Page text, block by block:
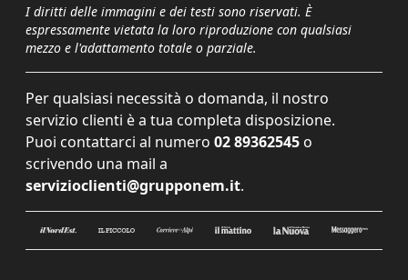
I diritti delle immagini e dei testi sono riservati. È
espressamente vietata la loro riproduzione con qualsiasi
mezzo e l'adattamento totale o parziale.
Per qualsiasi necessità o domanda, il nostro
servizio clienti è a tua completa disposizione.
Puoi contattarci al numero 02 89362545 o
scrivendo una mail a
servizioclienti@grupponem.it.